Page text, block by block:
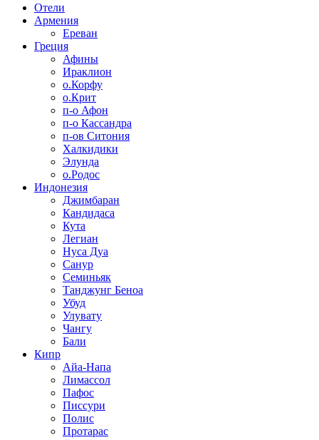
Отели
Армения
Ереван
Греция
Афины
Ираклион
о.Корфу
о.Крит
п-о Афон
п-о Кассандра
п-ов Ситония
Халкидики
Элунда
о.Родос
Индонезия
Джимбаран
Кандидаса
Кута
Легиан
Нуса Дуа
Санур
Семиньяк
Танджунг Беноа
Убуд
Улувату
Чангу
Бали
Кипр
Айа-Напа
Лимассол
Пафос
Писсури
Полис
Протарас